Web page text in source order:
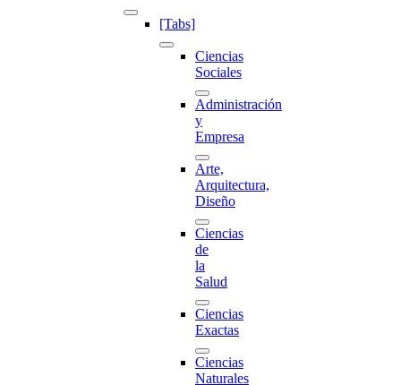
[Tabs]
Ciencias
Sociales
Administración
y
Empresa
Arte,
Arquitectura,
Diseño
Ciencias
de
la
Salud
Ciencias
Exactas
Ciencias
Naturales